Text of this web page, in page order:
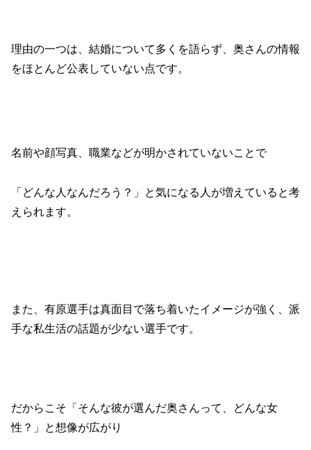
理由の一つは、結婚について多くを語らず、奥さんの情報
をほとんど公表していない点です。
名前や顔写真、職業などが明かされていないことで
「どんな人なんだろう？」と気になる人が増えていると考
えられます。
また、有原選手は真面目で落ち着いたイメージが強く、派
手な私生活の話題が少ない選手です。
だからこそ「そんな彼が選んだ奥さんって、どんな女
性？」と想像が広がり